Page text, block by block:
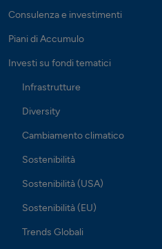
Consulenza e investimenti
Piani di Accumulo
Investi su fondi tematici
Infrastrutture
Diversity
Cambiamento climatico
Sostenibilità
Sostenibilità (USA)
Sostenibilità (EU)
Trends Globali